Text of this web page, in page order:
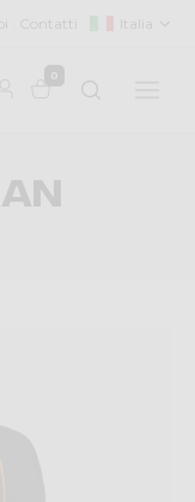
Contatti Italia
0